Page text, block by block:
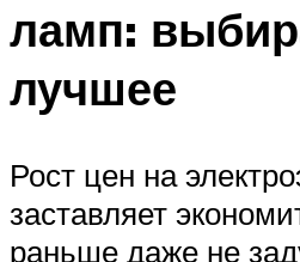
ламп:
лучшее
Рост цен на
заставляет
раньше даже не